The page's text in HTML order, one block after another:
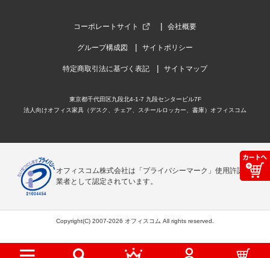
コーポレートサイト 会社概要
グループ構成図 サイトポリシー
特定商取引法に基づく表記 サイトマップ
東京都千代田区九段北4-1-7 九段センタービル7F
法人向けオフィス家具（デスク、チェア、スチールロッカー、書庫）オフィスコム
オフィスコム株式会社は「プライバシーマーク」使用許諾事
業者として認定されています。
Copyright(C) 2007-2026 オフィスコム All rights reserved.